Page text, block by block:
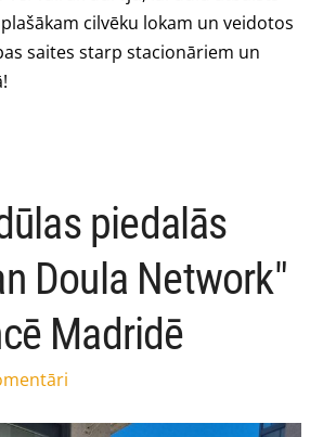
cilvēku lokam un veidotos
saites starp stacionāriem un
piedalās
Doula Network"
Madridē